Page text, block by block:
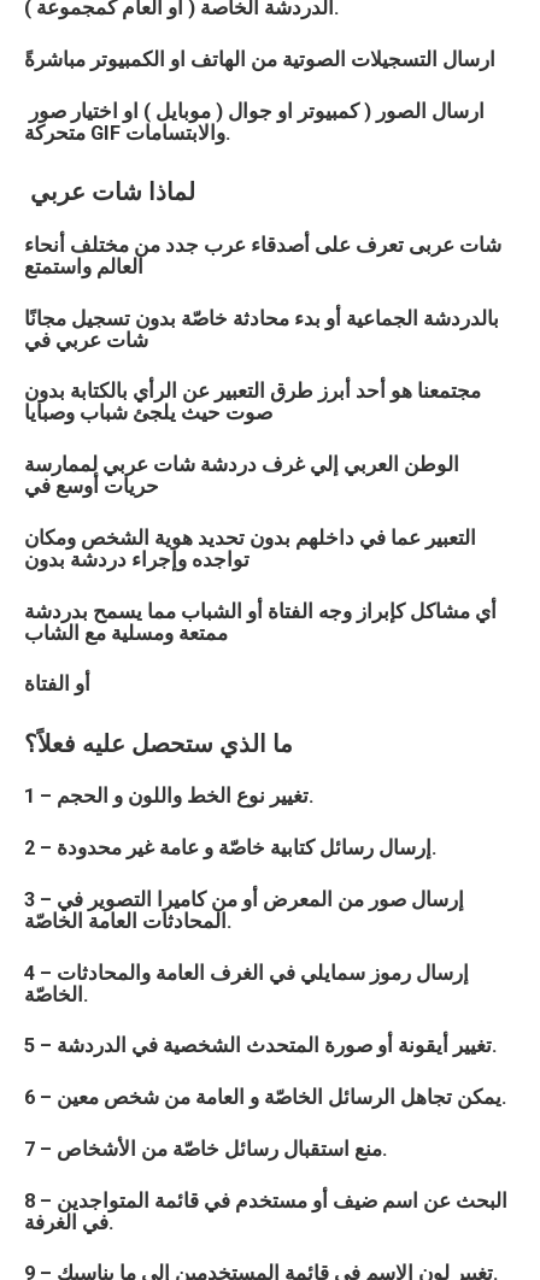
الدردشة الخاصة ( او العام كمجموعة ).
ارسال التسجيلات الصوتية من الهاتف او الكمبيوتر مباشرةً
متحركة GIF والابتسامات.
لماذا شات عربي
شات عربى تعرف على أصدقاء عرب جدد من مختلف أنحاء
العالم واستمتع
بالدردشة الجماعية أو بدء محادثة خاصّة بدون تسجيل مجانًا
شات عربي في
مجتمعنا هو أحد أبرز طرق التعبير عن الرأي بالكتابة بدون
صوت حيث يلجئ شباب وصبايا
الوطن العربي إلي غرف دردشة شات عربي لممارسة
حريات أوسع في
التعبير عما في داخلهم بدون تحديد هوية الشخص ومكان
تواجده وإجراء دردشة بدون
أي مشاكل كإبراز وجه الفتاة أو الشباب مما يسمح بدردشة
ممتعة ومسلية مع الشاب
أو الفتاة
ما الذي ستحصل عليه فعلاً؟
1 – تغيير نوع الخط واللون و الحجم.
2 – إرسال رسائل كتابية خاصّة و عامة غير محدودة.
3 – إرسال صور من المعرض أو من كاميرا التصوير في
المحادثات العامة الخاصّة.
4 – إرسال رموز سمايلي في الغرف العامة والمحادثات
الخاصّة.
5 – تغيير أيقونة أو صورة المتحدث الشخصية في الدردشة.
6 – يمكن تجاهل الرسائل الخاصّة و العامة من شخص معين.
7 – منع استقبال رسائل خاصّة من الأشخاص.
8 – البحث عن اسم ضيف أو مستخدم في قائمة المتواجدين
في الغرفة.
9 – تغيير لون الاسم في قائمة المستخدمين إلى ما يناسبك.